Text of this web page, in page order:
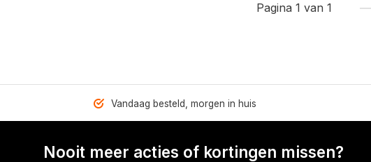
Pagina 1 van 1
Vandaag besteld, morgen in huis
Nooit meer acties of kortingen missen?